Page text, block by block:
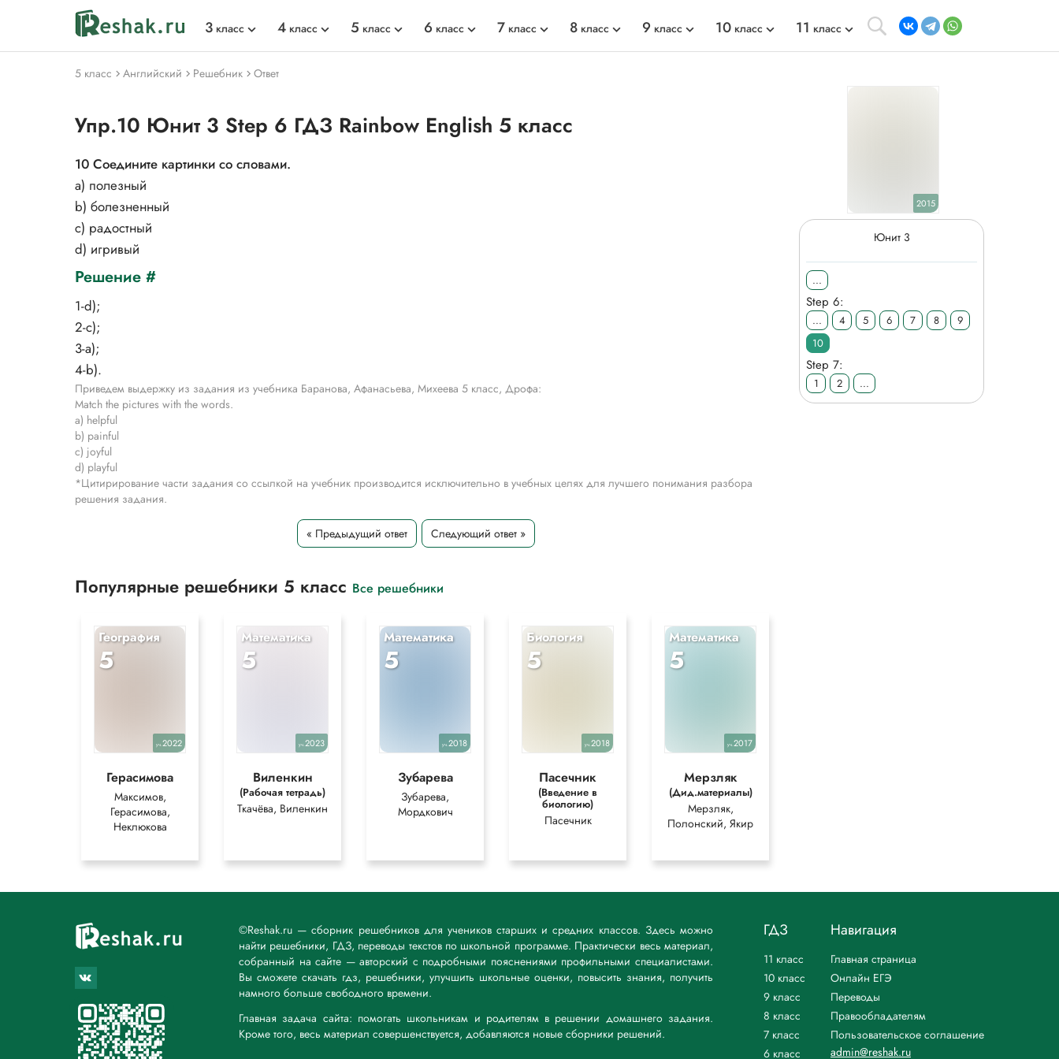
3 класс 4 класс 5 класс 6 класс 7 класс 8 класс 9 класс 10 класс 11 класс
5 класс Английский Решебник Ответ
Упр.10 Юнит 3 Step 6 ГДЗ Rainbow English 5 класс
10 Соедините картинки со словами.
a) полезный
b) болезненный
c) радостный
d) игривый
Решение #
1-d);
2-c);
3-a);
4-b).
Приведем выдержку из задания из учебника Баранова, Афанасьева, Михеева 5 класс, Дрофа:
Match the pictures with the words.
a) helpful
b) painful
c) joyful
d) playful
*Цитирирование части задания со ссылкой на учебник производится исключительно в учебных целях для лучшего понимания разбора
решения задания.
« Предыдущий ответ Следующий ответ »
Популярные решебники 5 класс Все решебники
География
5
уч.2022
Герасимова
Максимов,
Герасимова,
Неклюкова
Математика
5
уч.2023
Виленкин
(Рабочая тетрадь)
Ткачёва, Виленкин
Математика
5
уч.2018
Зубарева
Зубарева,
Мордкович
Биология
5
уч.2018
Пасечник
(Введение в
биологию)
Пасечник
Математика
5
уч.2017
Мерзляк
(Дид.материалы)
Мерзляк,
Полонский, Якир
2015
Юнит 3
...
Step 6:
... 4 5 6 7 8
9
10
Step 7:
1 2 ...
©Reshak.ru — сборник решебников для учеников старших и средних классов. Здесь можно
найти решебники, ГДЗ, переводы текстов по школьной программе. Практически весь материал,
собранный на сайте — авторский с подробными пояснениями профильными специалистами.
Вы сможете скачать гдз, решебники, улучшить школьные оценки, повысить знания, получить
намного больше свободного времени.
Главная задача сайта: помогать школьникам и родителям в решении домашнего задания.
Кроме того, весь материал совершенствуется, добавляются новые сборники решений.
ГДЗ
11 класс
10 класс
9 класс
8 класс
7 класс
6 класс
Навигация
Главная страница
Онлайн ЕГЭ
Переводы
Правообладателям
Пользовательское соглашение
admin@reshak.ru